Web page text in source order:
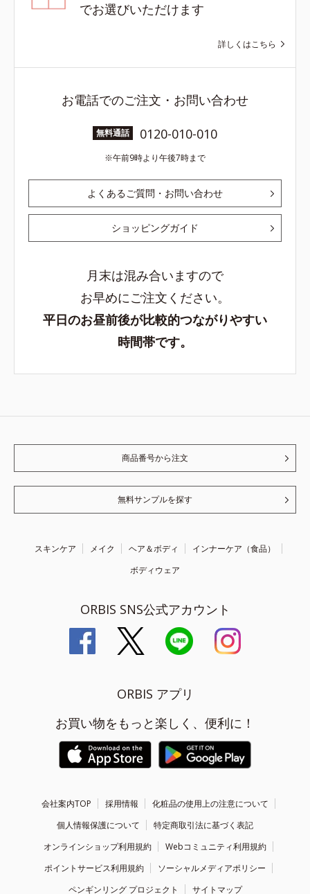
でお選びいただけます
詳しくはこちら
お電話でのご注文・お問い合わせ
無料通話 0120-010-010
午前9時より午後7時まで
よくあるご質問・お問い合わせ
ショッピングガイド
月末は混み合いますので
お早めにご注文ください。
平日のお昼前後が比較的つながりやすい
時間帯です。
商品番号から注文
無料サンプルを探す
スキンケア メイク ヘア＆ボディ
インナーケア（食品）
ボディウェア
ORBIS SNS公式アカウント
ORBIS アプリ
お買い物をもっと楽しく、便利に！
会社案内TOP 採用情報
化粧品の使用上の注意について
個人情報保護について
特定商取引法に基づく表記
オンラインショップ利用規約
Webコミュニティ利用規約
ポイントサービス利用規約
ソーシャルメディアポリシー
ペンギンリング プロジェクト
サイトマップ